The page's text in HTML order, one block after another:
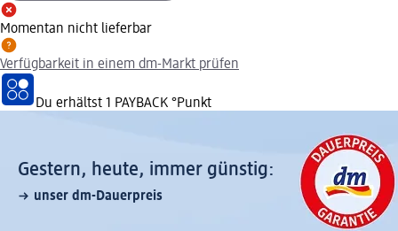
Momentan nicht lieferbar
Verfügbarkeit in einem dm-Markt prüfen
Du erhältst 1 PAYBACK °Punkt
Gestern, heute, immer günstig:
unser dm-Dauerpreis